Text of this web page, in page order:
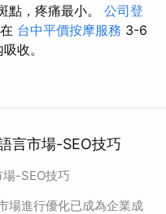
點，疼痛最小。 公司登
台中平價按摩服務 3-6
收。
言市場-SEO技巧
-SEO技巧
場進行優化已成為企業成